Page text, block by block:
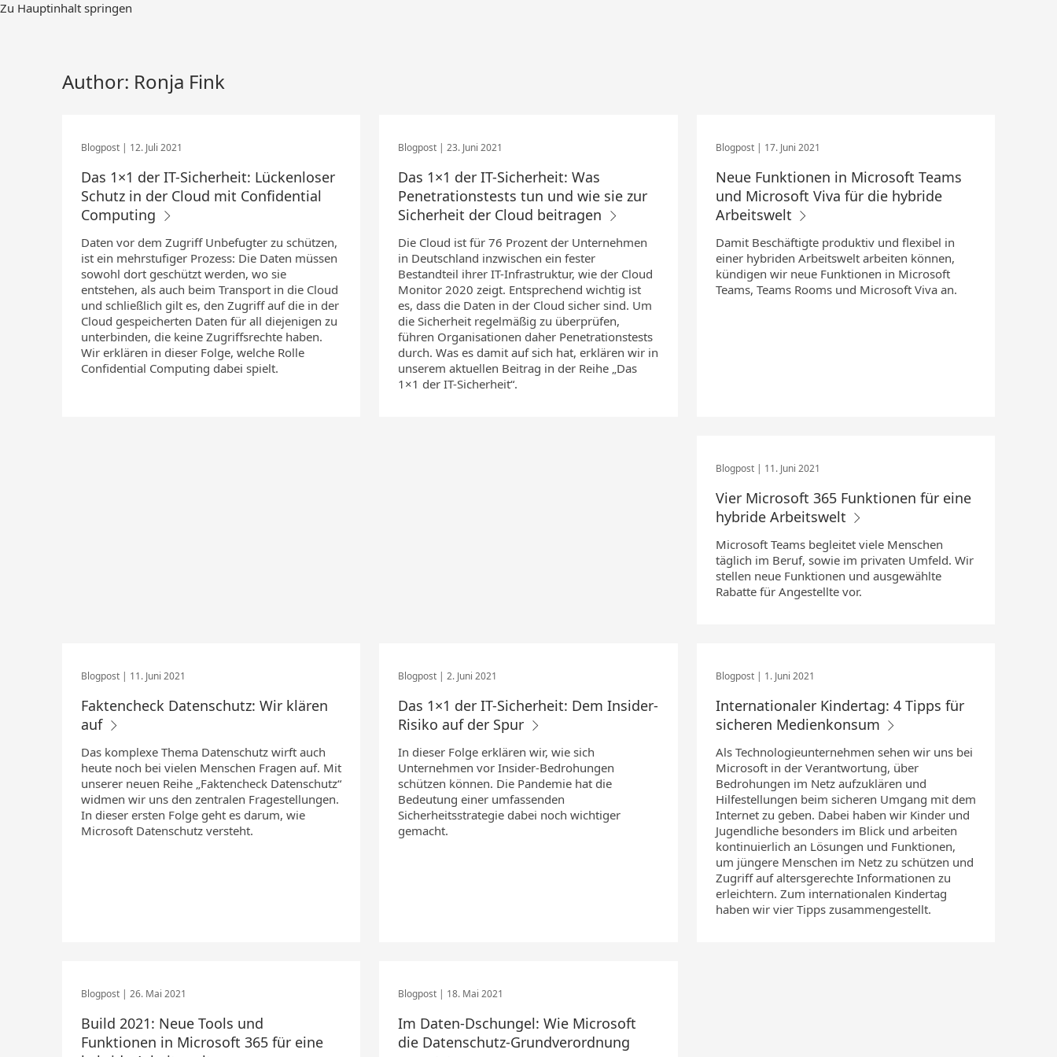
Zum
Zu Hauptinhalt springen
Author: Ronja Fink
12. Juli 2021
Das 1×1 der IT-Sicherheit: Lückenloser
Schutz in der Cloud mit Confidential
Computing
Daten vor dem Zugriff Unbefugter zu schützen,
ist ein mehrstufiger Prozess: Die Daten müssen
sowohl dort geschützt werden, wo sie
entstehen, als auch beim Transport in die Cloud
und schließlich gilt es, den Zugriff auf die in der
Cloud gespeicherten Daten für all diejenigen zu
unterbinden, die keine Zugriffsrechte haben.
Wir erklären in dieser Folge, welche Rolle
Confidential Computing dabei spielt.
23. Juni 2021
Das 1×1 der IT-Sicherheit: Was
Penetrationstests tun und wie sie zur
Sicherheit der Cloud beitragen
Die Cloud ist für 76 Prozent der Unternehmen
in Deutschland inzwischen ein fester
Bestandteil ihrer IT-Infrastruktur, wie der Cloud
Monitor 2020 zeigt. Entsprechend wichtig ist
es, dass die Daten in der Cloud sicher sind. Um
die Sicherheit regelmäßig zu überprüfen,
führen Organisationen daher Penetrationstests
durch. Was es damit auf sich hat, erklären wir in
unserem aktuellen Beitrag in der Reihe „Das
1×1 der IT-Sicherheit“.
17. Juni 2021
Neue Funktionen in Microsoft Teams
und Microsoft Viva für die hybride
Arbeitswelt
Damit Beschäftigte produktiv und flexibel in
einer hybriden Arbeitswelt arbeiten können,
kündigen wir neue Funktionen in Microsoft
Teams, Teams Rooms und Microsoft Viva an.
11. Juni 2021
Vier Microsoft 365 Funktionen für eine
hybride Arbeitswelt
Microsoft Teams begleitet viele Menschen
täglich im Beruf, sowie im privaten Umfeld. Wir
stellen neue Funktionen und ausgewählte
Rabatte für Angestellte vor.
11. Juni 2021
Faktencheck Datenschutz: Wir klären
auf
Das komplexe Thema Datenschutz wirft auch
heute noch bei vielen Menschen Fragen auf. Mit
unserer neuen Reihe „Faktencheck Datenschutz“
widmen wir uns den zentralen Fragestellungen.
In dieser ersten Folge geht es darum, wie
Microsoft Datenschutz versteht.
2. Juni 2021
Das 1×1 der IT-Sicherheit: Dem Insider-
Risiko auf der Spur
In dieser Folge erklären wir, wie sich
Unternehmen vor Insider-Bedrohungen
schützen können. Die Pandemie hat die
Bedeutung einer umfassenden
Sicherheitsstrategie dabei noch wichtiger
gemacht.
1. Juni 2021
Internationaler Kindertag: 4 Tipps für
sicheren Medienkonsum
Als Technologieunternehmen sehen wir uns bei
Microsoft in der Verantwortung, über
Bedrohungen im Netz aufzuklären und
Hilfestellungen beim sicheren Umgang mit dem
Internet zu geben. Dabei haben wir Kinder und
Jugendliche besonders im Blick und arbeiten
kontinuierlich an Lösungen und Funktionen,
um jüngere Menschen im Netz zu schützen und
Zugriff auf altersgerechte Informationen zu
erleichtern. Zum internationalen Kindertag
haben wir vier Tipps zusammengestellt.
26. Mai 2021
Build 2021: Neue Tools und
Funktionen in Microsoft 365 für eine
18. Mai 2021
Im Daten-Dschungel: Wie Microsoft
die Datenschutz-Grundverordnung